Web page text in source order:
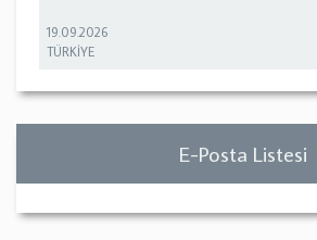
19.09.2026
TÜRKİYE
E-Posta Listesi